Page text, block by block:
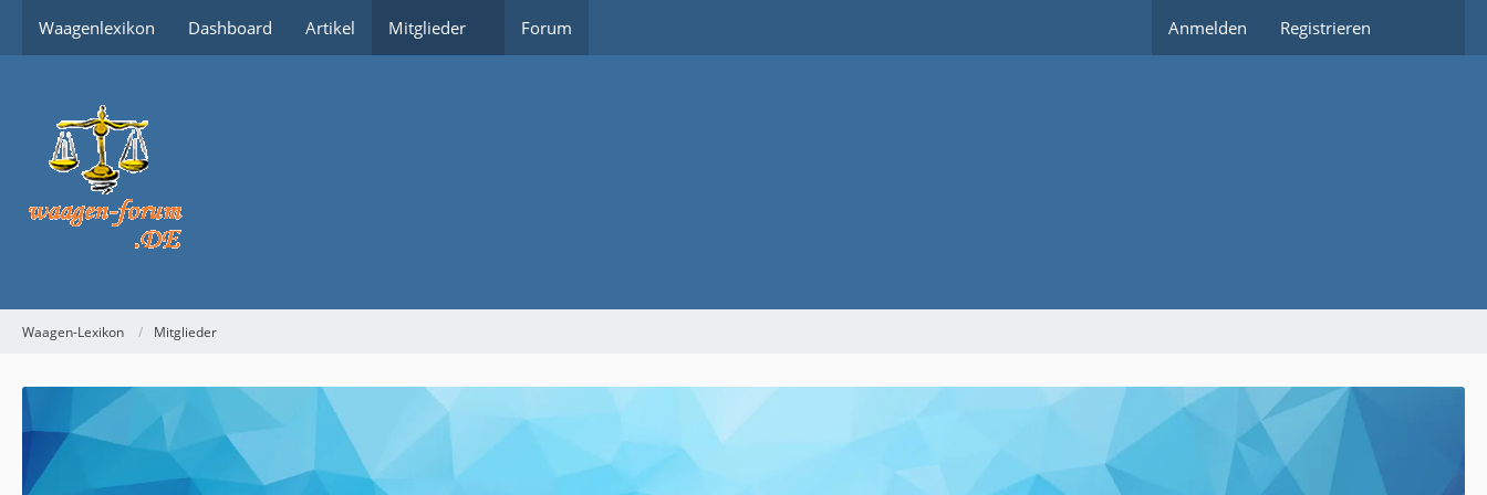
Waagenlexikon Dashboard Artikel Mitglieder Forum Anmelden Registrieren
Waagen-Lexikon Mitglieder